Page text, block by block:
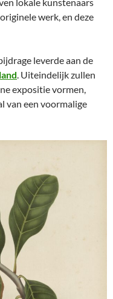
lokale kunstenaars
werk, en deze
leverde aan de
. Uiteindelijk zullen
expositie vormen,
van een voormalige